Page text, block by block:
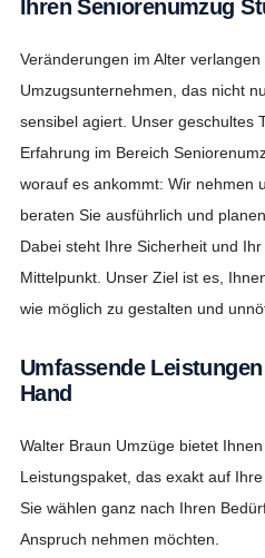
Ihren Seniorenumzug
Veränderungen im Alter verlangen
Umzugsunternehmen, das nicht
sensibel agiert. Unser geschultes
Erfahrung im Bereich
worauf es ankommt: Wir nehmen
beraten Sie ausführlich und
Dabei steht Ihre Sicherheit und
Mittelpunkt. Unser Ziel ist es,
wie möglich zu gestalten und
Umfassende
Hand
Walter Braun Umzüge bietet
Leistungspaket, das exakt auf
Sie wählen ganz nach Ihren
Anspruch nehmen möchten.